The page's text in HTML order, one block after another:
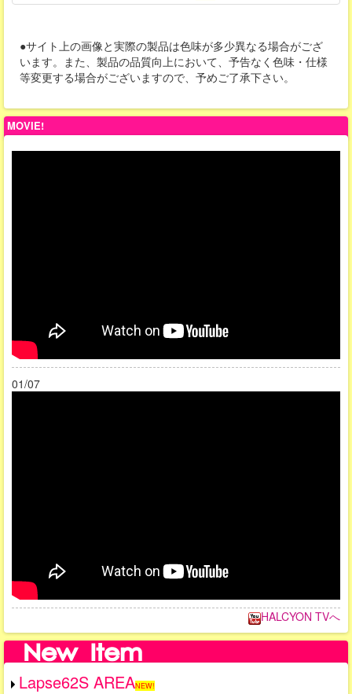
●サイト上の画像と実際の製品は色味が多少異なる場合がござ
います。また、製品の品質向上において、予告なく色味・仕様
等変更する場合がございますので、予めご了承下さい。
MOVIE!
01/07
HALCYON TVへ
Lapse62S AREANEW!